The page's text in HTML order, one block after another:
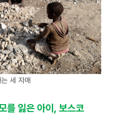
세 자매
를 잃은 아이, 보스코